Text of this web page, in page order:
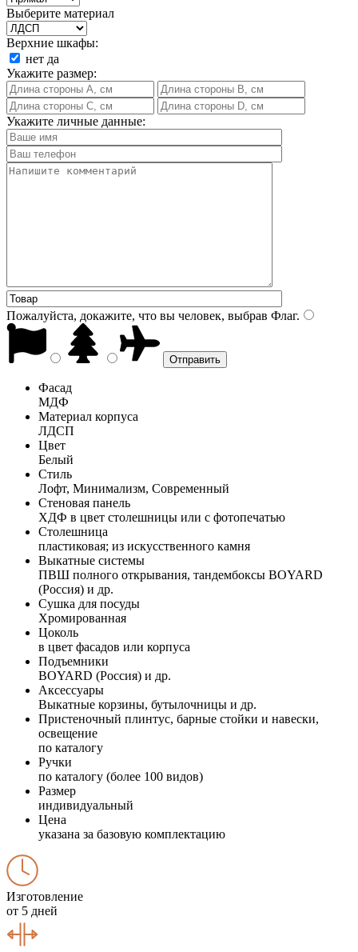
Выберите материал
Верхние шкафы:
нет да
Укажите размер:
Укажите личные данные:
Пожалуйста, докажите, что вы человек, выбрав Флаг.
Фасад
МДФ
Материал корпуса
ЛДСП
Цвет
Белый
Стиль
Лофт, Минимализм, Современный
Стеновая панель
ХДФ в цвет столешницы или с фотопечатью
Столешница
пластиковая; из искусственного камня
Выкатные системы
ПВШ полного открывания, тандембоксы BOYARD
(Россия) и др.
Сушка для посуды
Хромированная
Цоколь
в цвет фасадов или корпуса
Подъемники
BOYARD (Россия) и др.
Аксессуары
Выкатные корзины, бутылочницы и др.
Пристеночный плинтус, барные стойки и навески,
освещение
по каталогу
Ручки
по каталогу (более 100 видов)
Размер
индивидуальный
Цена
указана за базовую комплектацию
Изготовление
от 5 дней